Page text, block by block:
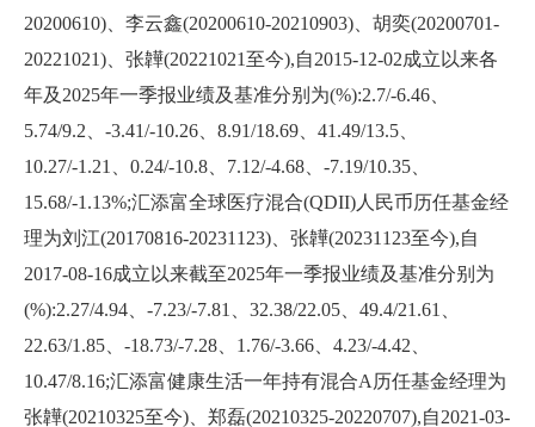
20200610)、李云鑫(20200610-20210903)、胡奕(20200701-
20221021)、张韡(20221021至今),自2015-12-02成立以来各
年及2025年一季报业绩及基准分别为(%):2.7/-6.46、
5.74/9.2、-3.41/-10.26、8.91/18.69、41.49/13.5、
10.27/-1.21、0.24/-10.8、7.12/-4.68、-7.19/10.35、
15.68/-1.13%;汇添富全球医疗混合(QDII)人民币历任基金经
理为刘江(20170816-20231123)、张韡(20231123至今),自
2017-08-16成立以来截至2025年一季报业绩及基准分别为
(%):2.27/4.94、-7.23/-7.81、32.38/22.05、49.4/21.61、
22.63/1.85、-18.73/-7.28、1.76/-3.66、4.23/-4.42、
10.47/8.16;汇添富健康生活一年持有混合A历任基金经理为
张韡(20210325至今)、郑磊(20210325-20220707),自2021-03-